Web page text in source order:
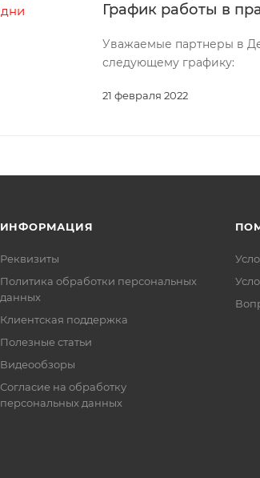
21 февраля 2022
График работы в
Уважаемые партнеры в
следующему графику:
ИНФОРМАЦИЯ
Реквизиты
Политика обработки персональных
данных
Клиентская поддержка
Полезные статьи
Видеообзоры
Согласие на обработку
персональных данных